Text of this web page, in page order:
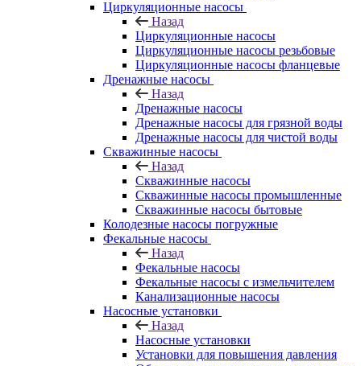
Циркуляционные насосы
Назад
Циркуляционные насосы
Циркуляционные насосы резьбовые
Циркуляционные насосы фланцевые
Дренажные насосы
Назад
Дренажные насосы
Дренажные насосы для грязной воды
Дренажные насосы для чистой воды
Скважинные насосы
Назад
Скважинные насосы
Скважинные насосы промышленные
Скважинные насосы бытовые
Колодезные насосы погружные
Фекальные насосы
Назад
Фекальные насосы
Фекальные насосы с измельчителем
Канализационные насосы
Насосные установки
Назад
Насосные установки
Установки для повышения давления